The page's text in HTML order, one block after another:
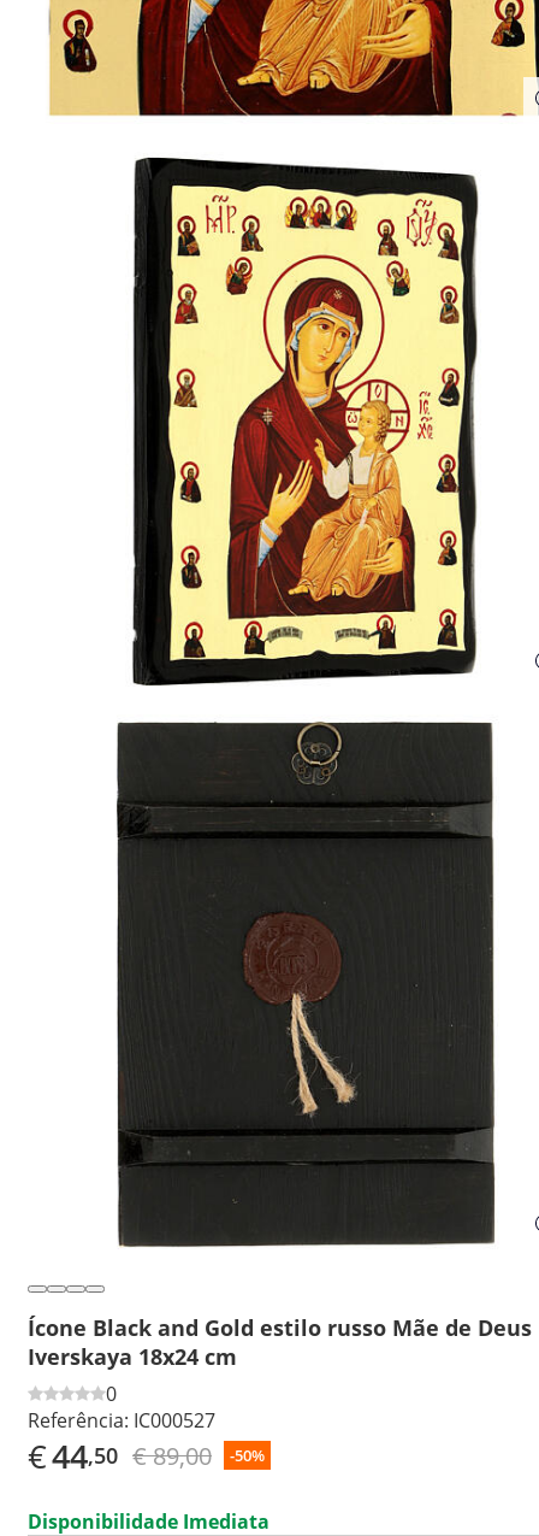
Ícone Black and Gold estilo russo Mãe de Deus
Iverskaya 18x24 cm
0
Referência: IC000527
€44,50 € 89,00 -50%
Disponibilidade Imediata